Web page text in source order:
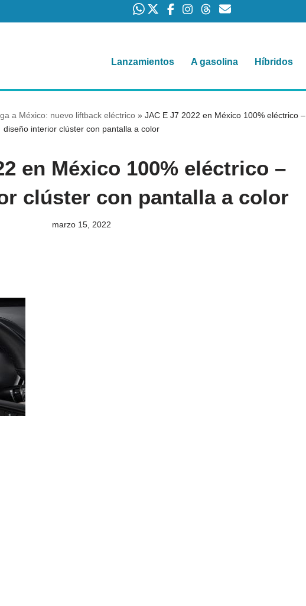
Lanzamientos A gasolina Híbridos
a México: nuevo liftback eléctrico » JAC E J7 2022 en México 100% eléctrico –
diseño interior clúster con pantalla a color
en México 100% eléctrico –
clúster con pantalla a color
marzo 15, 2022